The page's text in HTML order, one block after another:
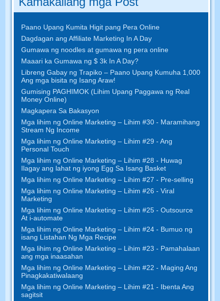
Paano Upang Kumita Higit pang Pera Online
Dagdagan ang Affiliate Marketing In A Day
Gumawa ng noodles at gumawa ng pera online
Maaari ka Gumawa ng $ 3k In A Day?
Libreng Gabay ng Trapiko – Paano Upang Kumuha 1,000
Ang mga bisita ng Isang Araw!
Gumising PAGHIMOK (Lihim Upang Paggawa ng Real
Money Online)
Magkapera Sa Bakasyon
Mga lihim ng Online Marketing – Lihim #30 - Maramihang
Stream Ng Income
Mga lihim ng Online Marketing – Lihim #29 - Ang
Personal Touch
Mga lihim ng Online Marketing – Lihim #28 - Huwag
Ilagay ang lahat ng iyong Egg Sa Isang Basket
Mga lihim ng Online Marketing – Lihim #27 - Pre-selling
Mga lihim ng Online Marketing – Lihim #26 - Viral
Marketing
Mga lihim ng Online Marketing – Lihim #25 - Outsource
At i-automate
Mga lihim ng Online Marketing – Lihim #24 - Bumuo ng
isang Listahan Ng Mga Recipe
Mga lihim ng Online Marketing – Lihim #23 - Pamahalaan
ang mga inaasahan
Mga lihim ng Online Marketing – Lihim #22 - Maging Ang
Pinagkakatiwalaang
Mga lihim ng Online Marketing – Lihim #21 - Ibenta Ang
sagitsit